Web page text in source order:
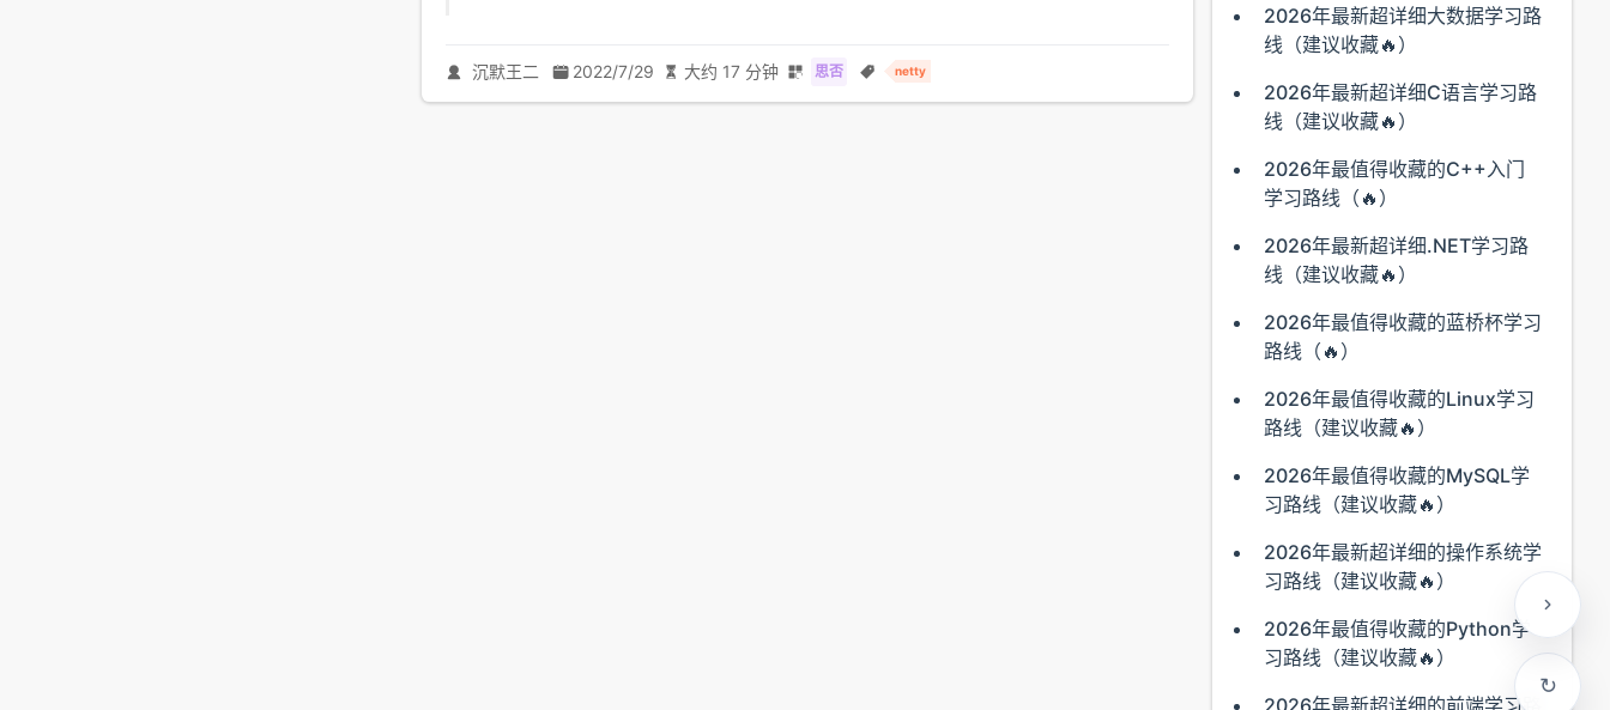
沉默王二 2022/7/29 大约 17 分钟 思否 netty
2026年最新超详细大数据学习路
线（建议收藏🔥）
2026年最新超详细C语言学习路
线（建议收藏🔥）
2026年最值得收藏的C++入门
学习路线（🔥）
2026年最新超详细.NET学习路
线（建议收藏🔥）
2026年最值得收藏的蓝桥杯学习
路线（🔥）
2026年最值得收藏的Linux学习
路线（建议收藏🔥）
2026年最值得收藏的MySQL学
习路线（建议收藏🔥）
2026年最新超详细的操作系统学
习路线（建议收藏🔥）
2026年最值得收藏的Python学
习路线（建议收藏🔥）
2026年最新超详细的前端学习路